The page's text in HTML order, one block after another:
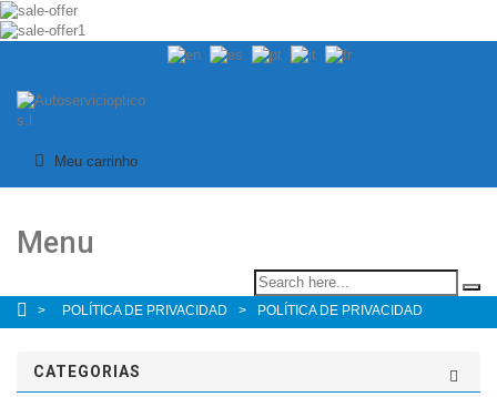
Meu carrinho
Menu
> POLÍTICA DE PRIVACIDAD > POLÍTICA DE PRIVACIDAD
CATEGORIAS